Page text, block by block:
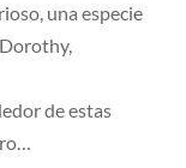
una especie
de estas